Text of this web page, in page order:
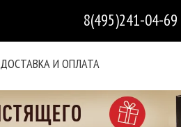
8(495)241-04-69
ДОСТАВКА И ОПЛАТА